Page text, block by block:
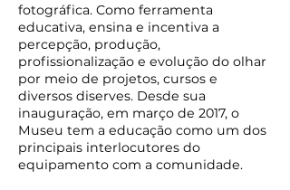
fotográfica. Como ferramenta
educativa, ensina e incentiva a
percepção, produção,
profissionalização e evolução do olhar
por meio de projetos, cursos e
diversos diserves. Desde sua
inauguração, em março de 2017, o
Museu tem a educação como um dos
principais interlocutores do
equipamento com a comunidade.